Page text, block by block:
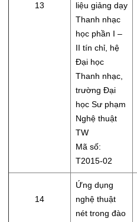
13
liệu giảng dạy
Thanh nhạc
học phần I –
II tín chỉ, hệ
Đại học
Thanh nhạc,
trường Đại
học Sư phạm
Nghệ thuật
TW
Mã số:
T2015-02
14
Ứng dụng
nghệ thuật
nét trong đào